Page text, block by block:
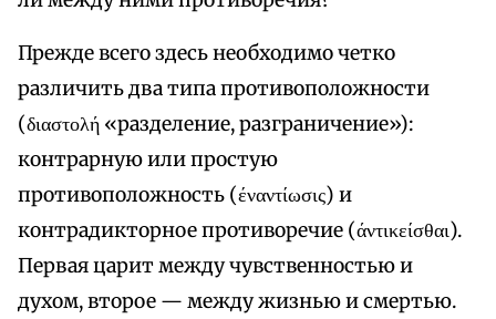
Прежде всего здесь необходимо четко
различить два типа противоположности
(διαστολή «разделение, разграничение»):
контрарную или простую
противоположность (έναντίωσις) и
контрадикторное противоречие (άντικείσθαι).
Первая царит между чувственностью и
духом, второе — между жизнью и смертью.